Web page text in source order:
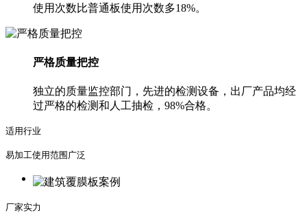
使用次数比普通板使用次数多18%。
严格质量把控
独立的质量监控部门，先进的检测设备，出厂产品均经
过严格的检测和人工抽检，98%合格。
适用行业
易加工使用范围广泛
厂家实力